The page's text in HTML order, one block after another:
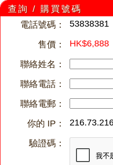
查詢 / 購買號碼
電話號碼：
53838381
售價： HK$6,888
聯絡姓名：
聯絡電話：
聯絡電郵：
你的 IP：
驗證碼：